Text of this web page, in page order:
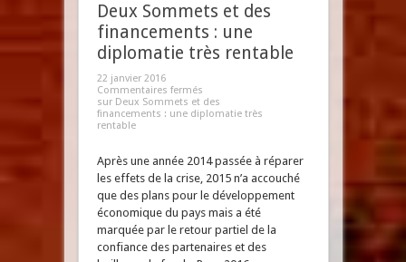
Deux Sommets et des
financements : une
diplomatie très rentable
22 janvier 2016
Commentaires fermés
sur Deux Sommets et des
financements : une diplomatie très
rentable
Après une année 2014 passée à réparer
les effets de la crise, 2015 n’a accouché
que des plans pour le développement
économique du pays mais a été
marquée par le retour partiel de la
confiance des partenaires et des